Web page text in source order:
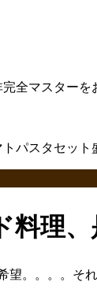
全マスター
料理
。。。。そ